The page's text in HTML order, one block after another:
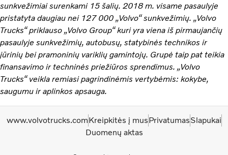
sunkvežimiai surenkami 15 šalių. 2018 m. visame pasaulyje
pristatyta daugiau nei 127 000 „Volvo“ sunkvežimių. „Volvo
Trucks“ priklauso „Volvo Group“ kuri yra viena iš pirmaujančių
pasaulyje sunkvežimių, autobusų, statybinės technikos ir
jūrinių bei pramoninių variklių gamintojų. Grupė taip pat teikia
finansavimo ir techninės priežiūros sprendimus. „Volvo
Trucks“ veikla remiasi pagrindinėmis vertybėmis: kokybe,
saugumu ir aplinkos apsauga.
www.volvotrucks.comKreipkitės į musPrivatumasSlapukai
Duomenų aktas